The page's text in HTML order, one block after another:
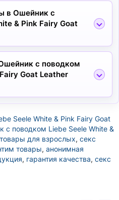
в Ошейник с
& Pink Fairy Goat
с поводком
Goat Leather
Seele White & Pink Fairy Goat
с поводком Liebe Seele White &
товары для взрослых, секс
товары, анонимная
, гарантия качества, секс